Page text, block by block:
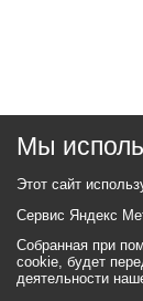
Мы
Этот сайт
Сервис Яндекс
Собранная при
cookie, будет
деятельности